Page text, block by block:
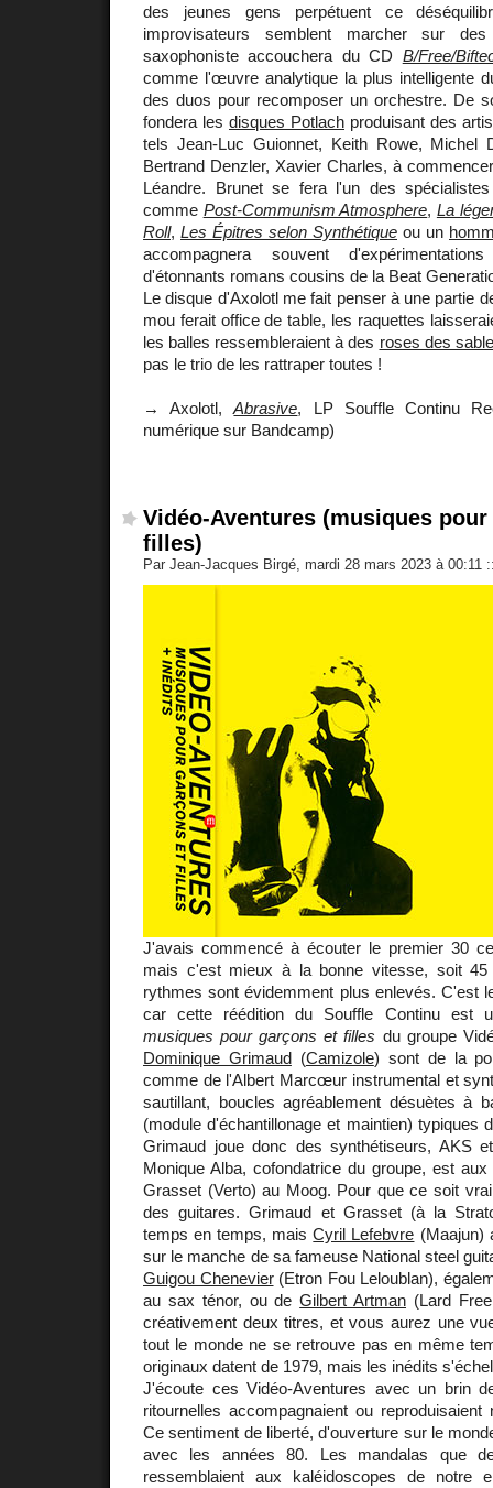
des jeunes gens perpétuent ce
improvisateurs semblent marcher sur
saxophoniste accouchera du CD B/Free/
comme l'œuvre analytique la plus intelligente
des duos pour recomposer un orchestre. De
fondera les disques Potlach produisant des
tels Jean-Luc Guionnet, Keith Rowe, Michel
Bertrand Denzler, Xavier Charles, à
Léandre. Brunet se fera l'un des
comme Post-Communism Atmosphere, La
Roll, Les Épitres selon Synthétique ou un
accompagnera souvent
d'étonnants romans cousins de la Beat
Le disque d'Axolotl me fait penser à une partie
mou ferait office de table, les raquettes
les balles ressembleraient à des roses des
pas le trio de les rattraper toutes !
→ Axolotl,Abrasive, LP Souffle Continu
numérique sur Bandcamp)
Vidéo-Aventures (musiques
filles)
Par Jean-Jacques Birgé, mardi 28 mars 2023 à 00:11
J'avais commencé à écouter le premier 30
mais c'est mieux à la bonne vitesse, soit
rythmes sont évidemment plus enlevés. C'est
car cette réédition du Souffle Continu est
musiques pour garçons et filles du groupe
Dominique Grimaud(Camizole) sont de la
comme de l'Albert Marcœur instrumental et
sautillant, boucles agréablement désuètes à
(module d'échantillonage et maintien) typiques
Grimaud joue donc des synthétiseurs, AKS
Monique Alba, cofondatrice du groupe, est
Grasset (Verto) au Moog. Pour que ce soit
des guitares. Grimaud et Grasset (à la
temps en temps, maisCyril Lefebvre (Maajun)
sur le manche de sa fameuse National steel
Guigou Chenevier(Etron Fou Leloublan),
au sax ténor, ou deGilbert Artman (Lard
créativement deux titres, et vous aurez une
tout le monde ne se retrouve pas en même
originaux datent de 1979, mais les inédits
J'écoute ces Vidéo-Aventures avec un brin
ritournelles accompagnaient ou
Ce sentiment de liberté, d'ouverture sur le
avec les années 80. Les mandalas que
ressemblaient aux kaléidoscopes de notre